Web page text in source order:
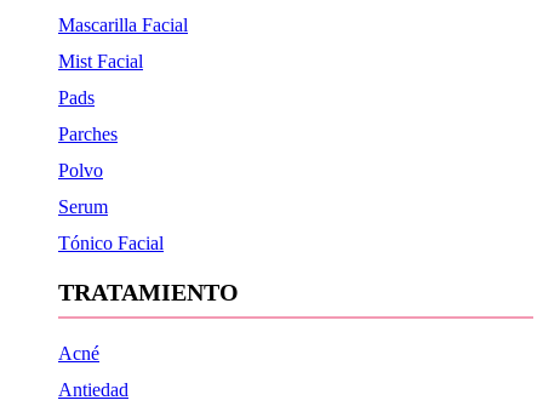
Mascarilla Facial
Mist Facial
Pads
Parches
Polvo
Serum
Tónico Facial
TRATAMIENTO
Acné
Antiedad